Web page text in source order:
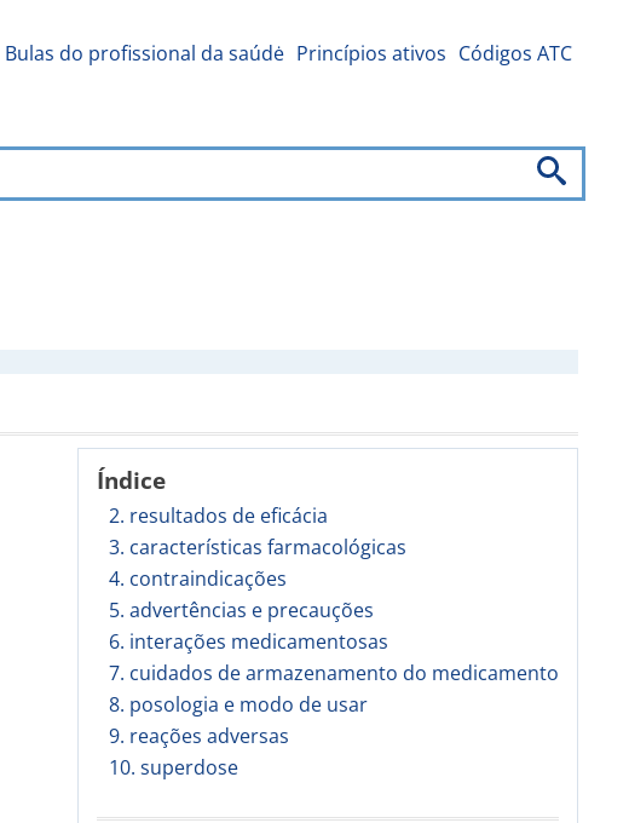
Bulas do profissional da saúdė Princípios ativos Códigos ATC
Índice
2. resultados de eficácia
3. características farmacológicas
4. contraindicações
5. advertências e precauções
6. interações medicamentosas
7. cuidados de armazenamento do medicamento
8. posologia e modo de usar
9. reações adversas
10. superdose